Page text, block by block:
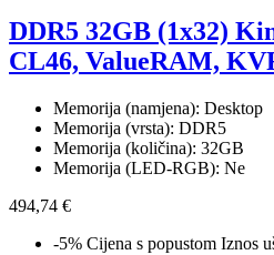
DDR5 32GB (1x32)
CL46, ValueRAM,
Memorija (namjena): Desktop
Memorija (vrsta): DDR5
Memorija (količina): 32GB
Memorija (LED-RGB): Ne
494,74 €
-5% Cijena s popustom Iznos